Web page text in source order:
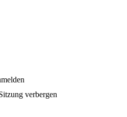
verbergen